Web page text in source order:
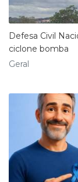
Defesa Civil
ciclone bomba
Geral